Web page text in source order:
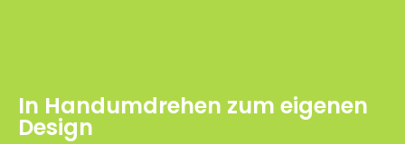
In Handumdrehen zum eigenen
Design